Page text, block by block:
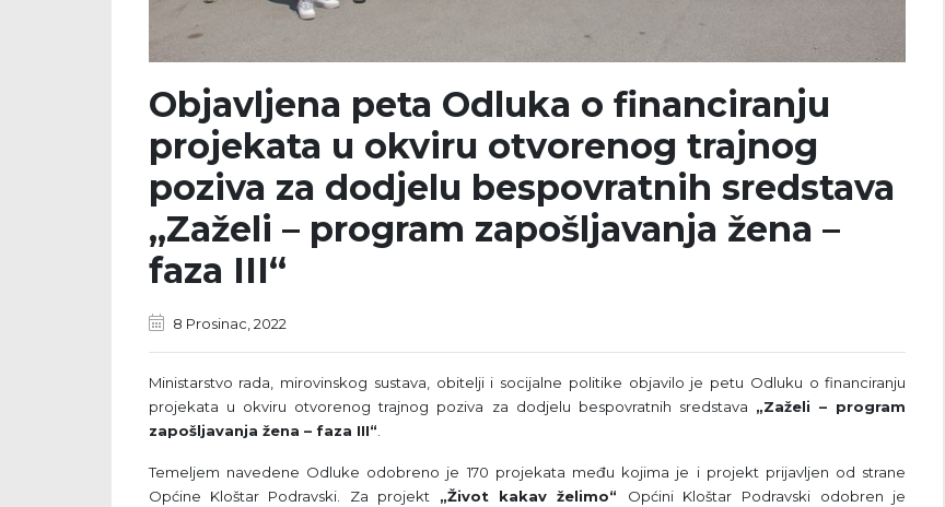
Objavljena peta Odluka o financiranju
projekata u okviru otvorenog trajnog
poziva za dodjelu bespovratnih sredstava
„Zaželi – program zapošljavanja žena –
faza III“
8 Prosinac, 2022
Ministarstvo rada, mirovinskog sustava, obitelji i socijalne politike objavilo je petu Odluku o financiranju
projekata u okviru otvorenog trajnog poziva za dodjelu bespovratnih sredstava „Zaželi – program
zapošljavanja žena – faza III“.
Temeljem navedene Odluke odobreno je 170 projekata među kojima je i projekt prijavljen od strane
Općine Kloštar Podravski. Za projekt „Život kakav želimo“ Općini Kloštar Podravski
odobren je